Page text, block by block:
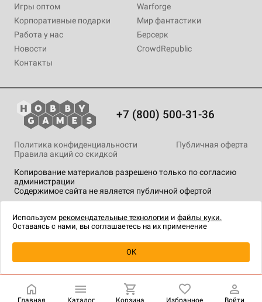
Купить| 2 990 ₽
Игры оптом
Корпоративные подарки
Работа у нас
Новости
Контакты
Warforge
Мир фантастики
Берсерк
CrowdRepublic
+7 (800) 500-31-36
Копирование материалов разрешено только по согласию
администрации
Содержимое сайта не является публичной офертой
Политика конфиденциальности
Публичная оферта
Правила акций со скидкой
технологии.
Главная Каталог Корзина Избранное Войти
Используем рекомендательные технологии и файлы куки.
Оставаясь с нами, вы соглашаетесь на их применение
OK